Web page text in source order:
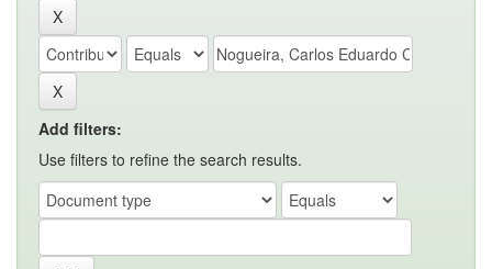
Add filters:
Use filters to refine the search results.